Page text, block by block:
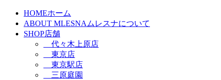
HOMEホーム
ABOUT MLESNAムレスナについて
SHOP店舗
代々木上原店
東京店
東京駅店
三原庭園